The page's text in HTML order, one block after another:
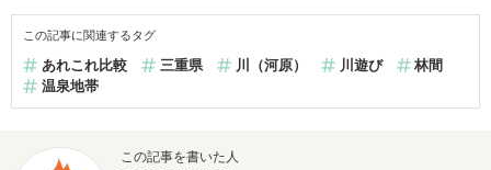
この記事に関連するタグ
あれこれ比較 三重県 川（河原） 川遊び
林間
温泉地帯
この記事を書いた人